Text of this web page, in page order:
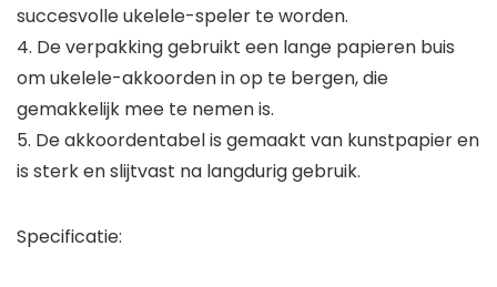
succesvolle ukelele-speler te worden.
4. De verpakking gebruikt een lange papieren buis
om ukelele-akkoorden in op te bergen, die
gemakkelijk mee te nemen is.
5. De akkoordentabel is gemaakt van kunstpapier en
is sterk en slijtvast na langdurig gebruik.
Specificatie: